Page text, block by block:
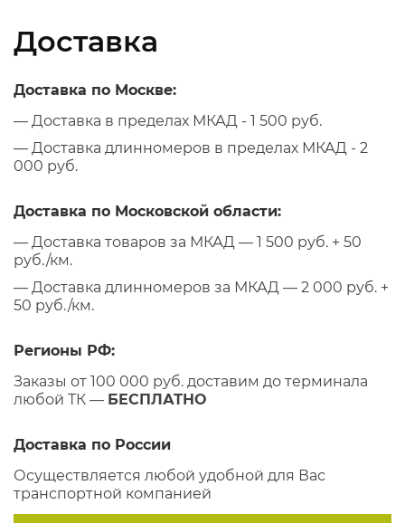
Доставка
Доставка по Москве:
— Доставка в пределах МКАД - 1 500 руб.
— Доставка длинномеров в пределах МКАД - 2
000 руб.
Доставка по Московской области:
— Доставка товаров за МКАД — 1 500 руб. + 50
руб./км.
— Доставка длинномеров за МКАД — 2 000 руб. +
50 руб./км.
Регионы РФ:
Заказы от 100 000 руб. доставим до терминала
любой ТК — БЕСПЛАТНО
Доставка по России
Осуществляется любой удобной для Вас
транспортной компанией